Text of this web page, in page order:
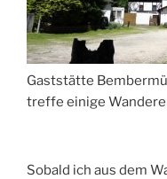
Gaststätte
treffe einige
Sobald ich aus dem